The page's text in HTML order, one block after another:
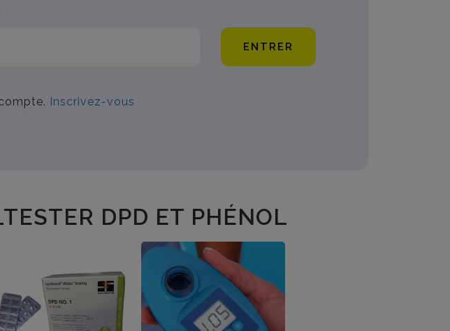
ENTRER
Inscrivez-vous
DPD ET PHÉNOL